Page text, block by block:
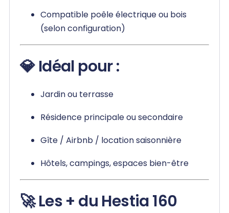
Compatible poêle électrique ou bois
(selon configuration)
💎 Idéal pour :
Jardin ou terrasse
Résidence principale ou secondaire
Gîte / Airbnb / location saisonnière
Hôtels, campings, espaces bien-être
🚀 Les + du Hestia 160